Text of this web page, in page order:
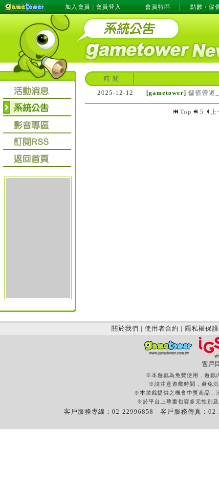
加入會員 | 會員登入 會員特區 點數 / 儲
時 間
2025-12-12
[gametower] 儲值管道
Top 5 上
關於我們 | 使用者合約 | 隱私權保護
客戶
※本遊戲為免費使用，遊戲
※請注意遊戲時間，避免
※本遊戲提供之機會中獎商品，
※於平台上尊重包容多元性別
客戶服務專線：02-22996858 客戶服務傳真：